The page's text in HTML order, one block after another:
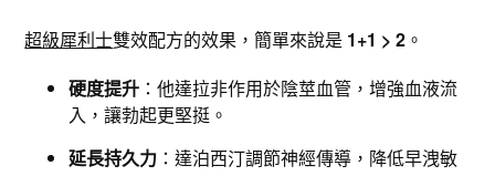
超級犀利士雙效配方的效果，簡單來說是 1+1 > 2 。
硬度提升 ：他達拉非作用於陰莖血管，增強血液流
入，讓勃起更堅挺。
延長持久力 ：達泊西汀調節神經傳導，降低早洩敏